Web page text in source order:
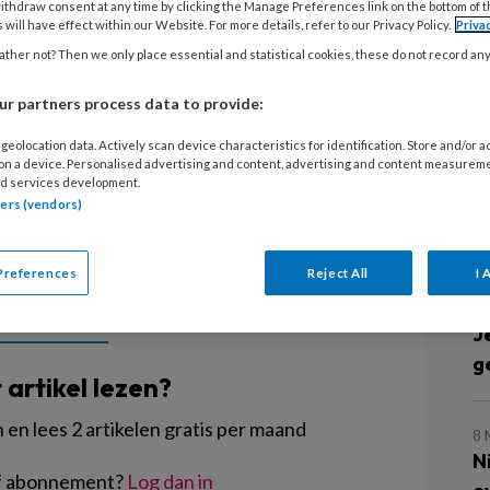
Hoe leuk! Uit inzendingen
een, voor mij onbekende jury, drie
worden er afspraken gemaakt,
maken. De filmpjes van alle
online op Kinderopvangtotaal.nl
lezen?
lees 2 artikelen gratis per maand
Log dan in
8
consent at any time by clicking the Manage Preferences link on the bottom of
will have effect within our Website. For more details, refer to our Privacy Policy.
not? Then we only place essential and statistical cookies, these do not record
partners process data to provide:
data. Actively scan device characteristics for identification. Store and/or
a device. Personalised advertising and content, advertising and content
services development.
(vendors)
Reject All I